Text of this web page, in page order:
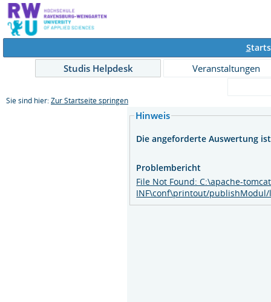
S
Studis Helpdesk
Veranstaltungen
Sie sind hier: Zur Startseite springen
Hinweis
Die angeforderte Auswertung
Problembericht
File Not Found: C:\apache-
INF\conf\printout/